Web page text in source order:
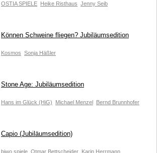
OSTIA SPIELE Heike Risthaus Jenny Seib
Können Schweine fliegen? Jubiläumsedition
Kosmos Sonja Häßler
Stone Age: Jubiläumsedition
Hans im Glück (HiG) Michael Menzel Bernd Brunnhofer
Capio (Jubiläumsedition)
biwo spiele Otmar Bettscheider Karin Herrmann